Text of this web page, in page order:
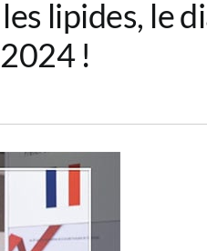
lipides, le
!